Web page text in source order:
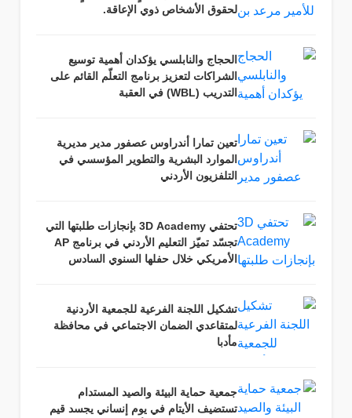
لحقوق الأشخاص ذوي الإعاقة.
الحجاج والنابلسي يؤكدان أهمية توسيع
الشراكات لتعزيز برنامج التعلّم القائم على
التدريب (WBL) في العقبة
تعين تمارا أندراوس عصفور مدير مديرية
الموارد البشرية والتطوير المؤسسي في
التلفزيون الأردني
تحتفي 3D Academy بإنجازات طلبتها التي
تجسّد تميّز التعليم الأردني في برنامج AP
الأمريكي خلال حفلها السنوي السادس
تشكيل اللجنة الفرعية للجمعية الأردنية
لمتقاعدي الضمان الاجتماعي في محافظة
مأدبا
جمعية حماية البيئة والصيد المستدام
تستضيف الأيتام في يوم إنساني يجسد قيم